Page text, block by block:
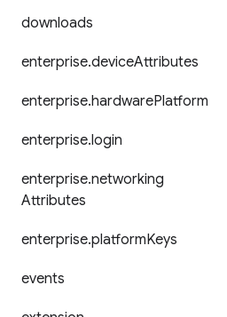
downloads
enterprise.deviceAttributes
enterprise.hardwarePlatform
enterprise.login
enterprise.networking
Attributes
enterprise.platformKeys
events